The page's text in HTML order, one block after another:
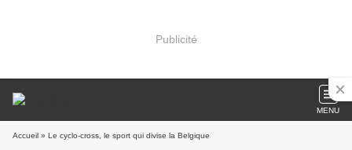
Publicité
MENU
Accueil » Le cyclo-cross, le sport qui divise la Belgique